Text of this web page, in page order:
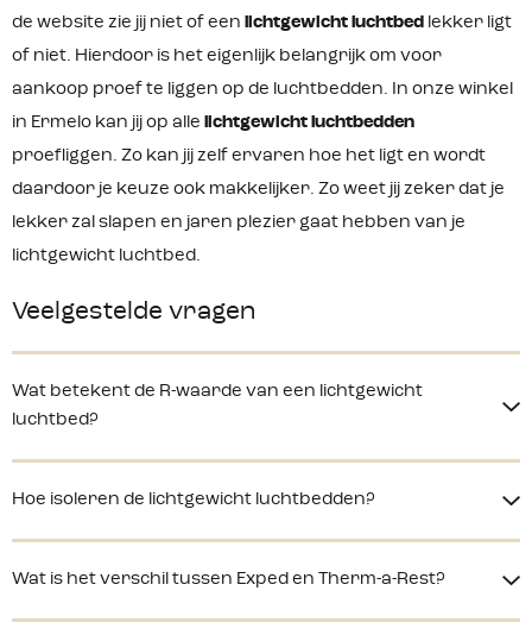
de website zie jij niet of een
lichtgewicht luchtbed lekker ligt
of niet. Hierdoor is het eigenlijk belangrijk om voor
aankoop proef te liggen op de luchtbedden. In onze winkel
in Ermelo kan jij op alle
lichtgewicht luchtbedden
proefliggen. Zo kan jij zelf ervaren hoe het ligt en wordt
daardoor je keuze ook makkelijker. Zo weet jij zeker dat je
lekker zal slapen en jaren plezier gaat hebben van je
lichtgewicht luchtbed.
Veelgestelde vragen
Wat betekent de R-waarde van een lichtgewicht
luchtbed?
Hoe isoleren de lichtgewicht luchtbedden?
Wat is het verschil tussen Exped en Therm-a-Rest?